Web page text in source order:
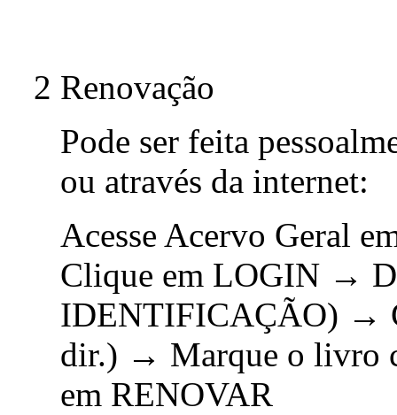
2 Renovação
Pode ser feita
ou através da internet:
Acesse Acervo Geral
Clique em LOGIN →
IDENTIFICAÇÃO) →
dir.) → Marque o livro
em RENOVAR